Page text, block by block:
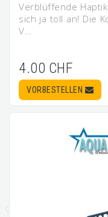
Verblüffende
sich ja toll an! Die
V…
4.00 CHF
VORBESTELLEN